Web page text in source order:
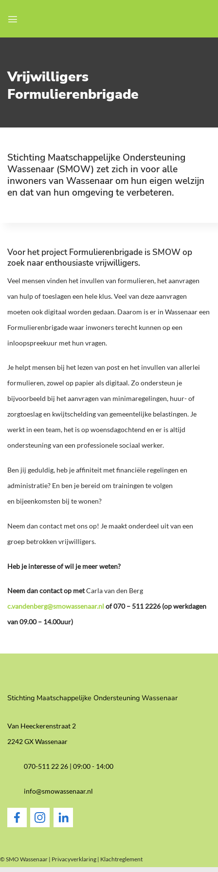
naar
Vrijwilligers
Formulierenbrigade
Stichting Maatschappelijke Ondersteuning
Wassenaar (SMOW) zet zich in voor alle
inwoners van Wassenaar om hun eigen welzijn
en dat van hun omgeving te verbeteren.
Voor het project Formulierenbrigade is SMOW op
zoek naar enthousiaste vrijwilligers.
Veel mensen vinden het invullen van formulieren, het aanvragen
van hulp of toeslagen een hele klus. Veel van deze aanvragen
moeten ook digitaal worden gedaan. Daarom is er in Wassenaar een
Formulierenbrigade waar inwoners terecht kunnen op een
inloopspreekuur met hun vragen.
Je helpt mensen bij het lezen van post en het invullen van allerlei
formulieren, zowel op papier als digitaal. Zo ondersteun je
bijvoorbeeld bij het aanvragen van minimaregelingen, huur- of
zorgtoeslag en kwijtschelding van gemeentelijke belastingen. Je
werkt in een team, het is op woensdagochtend en er is altijd
ondersteuning van een professionele sociaal werker.
Ben jij geduldig, heb je affiniteit met financiële regelingen en
administratie? En ben je bereid om trainingen te volgen
en bijeenkomsten bij te wonen?
Neem dan contact met ons op! Je maakt onderdeel uit van een
groep betrokken vrijwilligers.
Heb je interesse of wil je meer weten?
Neem dan contact op metCarla van den Berg
c.vandenberg@smowassenaar.nl of 070 – 511 2226 (op werkdagen
van 09.00 – 14.00uur)
Stichting Maatschappelijke Ondersteuning Wassenaar
Van Heeckerenstraat 2
2242 GX Wassenaar
070-511 22 26 |09:00 - 14:00
info@smowassenaar.nl
© SMO Wassenaar | Privacyverklaring | Klachtreglement